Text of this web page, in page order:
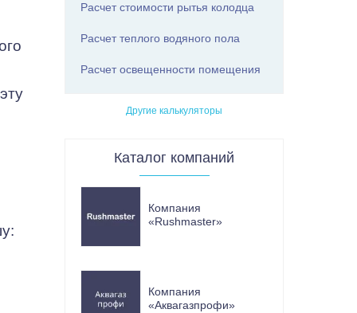
Расчет стоимости рытья колодца
Расчет теплого водяного пола
Расчет освещенности помещения
Другие калькуляторы
Каталог компаний
Компания
«Rushmaster»
Компания
«Аквагазпрофи»